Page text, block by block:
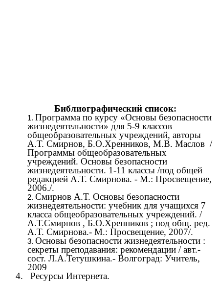
Библиографический список:
Программа по курсу «Основы безопасности
жизнедеятельности» для 5-9 классов
общеобразовательных учреждений, авторы
А.Т. Смирнов, Б.О.Хренников, М.В. Маслов /
Программы общеобразовательных
учреждений. Основы безопасности
жизнедеятельности. 1-11 классы /под общей
редакцией А.Т. Смирнова. - М.: Просвещение,
2006./.
Смирнов А.Т. Основы безопасности
жизнедеятельности: учебник для учащихся 7
класса общеобразовательных учреждений. /
А.Т.Смирнов , Б.О.Хренников ; под общ. ред.
А.Т. Смирнова.- М.: Просвещение, 2007/.
Основы безопасности жизнедеятельности :
секреты преподавания: рекомендации / авт.-
сост. Л.А.Тетушкина.- Волгоград: Учитель,
2009
4. Ресурсы Интернета.